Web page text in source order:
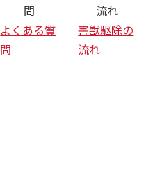
問
よくある質
問
流れ
害獣駆除の
流れ